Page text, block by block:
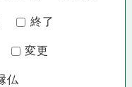
終了
変更
仏